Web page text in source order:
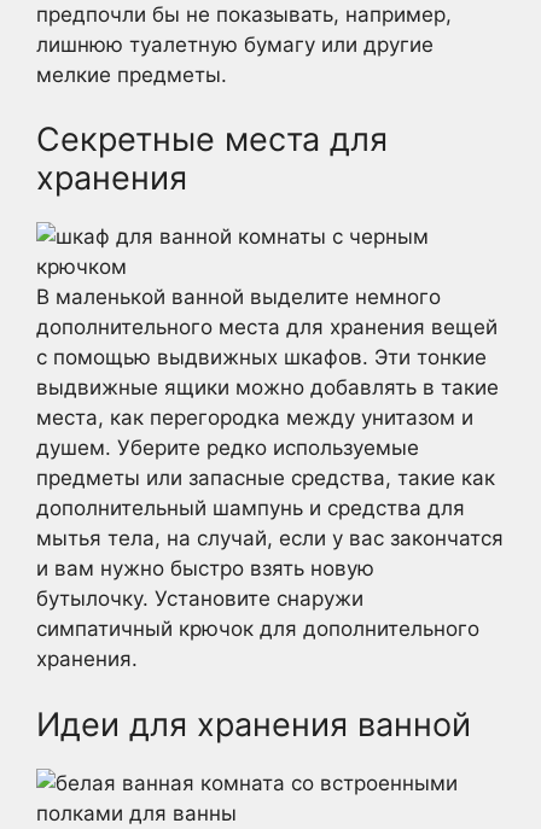
предпочли бы не показывать, например,
лишнюю туалетную бумагу или другие
мелкие предметы.
Секретные места для
хранения
В маленькой ванной выделите немного
дополнительного места для хранения вещей
с помощью выдвижных шкафов. Эти тонкие
выдвижные ящики можно добавлять в такие
места, как перегородка между унитазом и
душем. Уберите редко используемые
предметы или запасные средства, такие как
дополнительный шампунь и средства для
мытья тела, на случай, если у вас закончатся
и вам нужно быстро взять новую
бутылочку. Установите снаружи
симпатичный крючок для дополнительного
хранения.
Идеи для хранения ванной